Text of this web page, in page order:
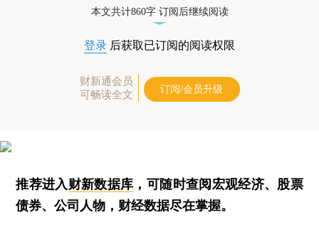
本文共计860字 订阅后继续阅读
登录 后获取已订阅的阅读权限
财新通会员
可畅读全文
订阅/会员升级
推荐进入财新数据库 ，可随时查阅宏观经济、股票
债券、公司人物，财经数据尽在掌握。